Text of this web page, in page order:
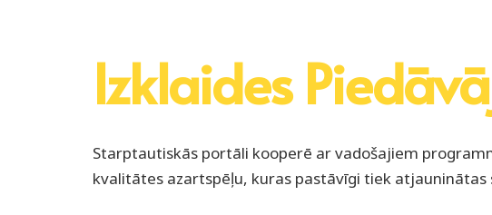
Izklaides
Starptautiskās portāli kooperē ar vadošajiem
kvalitātes azartspēļu, kuras pastāvīgi tiek atjauninātas